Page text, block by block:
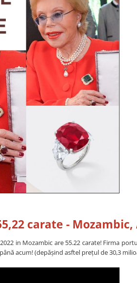
carate -
in Mozambic are 55.22 carate! Firma
acum! (depășind asftel prețul de 30,3